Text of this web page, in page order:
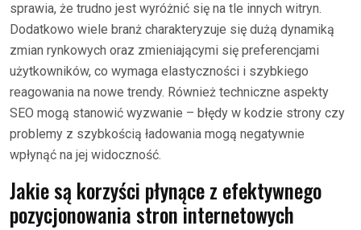
sprawia, że trudno jest wyróżnić się na tle innych witryn.
Dodatkowo wiele branż charakteryzuje się dużą dynamiką
zmian rynkowych oraz zmieniającymi się preferencjami
użytkowników, co wymaga elastyczności i szybkiego
reagowania na nowe trendy. Również techniczne aspekty
SEO mogą stanowić wyzwanie – błędy w kodzie strony czy
problemy z szybkością ładowania mogą negatywnie
wpłynąć na jej widoczność.
Jakie są korzyści płynące z efektywnego
pozycjonowania stron internetowych